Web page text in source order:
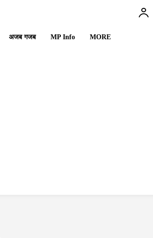
अजब गजब MP Info MORE